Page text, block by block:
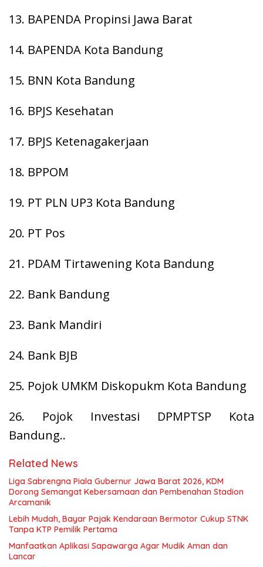
13. BAPENDA Propinsi Jawa Barat
14. BAPENDA Kota Bandung
15. BNN Kota Bandung
16. BPJS Kesehatan
17. BPJS Ketenagakerjaan
18. BPPOM
19. PT PLN UP3 Kota Bandung
20. PT Pos
21. PDAM Tirtawening Kota Bandung
22. Bank Bandung
23. Bank Mandiri
24. Bank BJB
25. Pojok UMKM Diskopukm Kota Bandung
26. Pojok Investasi DPMPTSP Kota
Bandung..
Related News
Liga Sabrengna Piala Gubernur Jawa Barat 2026, KDM
Dorong Semangat Kebersamaan dan Pembenahan Stadion
Arcamanik
Lebih Mudah, Bayar Pajak Kendaraan Bermotor Cukup STNK
Tanpa KTP Pemilik Pertama
Manfaatkan Aplikasi Sapawarga Agar Mudik Aman dan
Lancar